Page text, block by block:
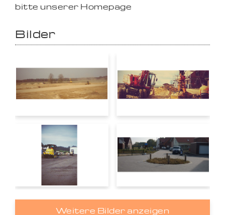
bitte unserer Homepage
Bilder
Weitere Bilder anzeigen